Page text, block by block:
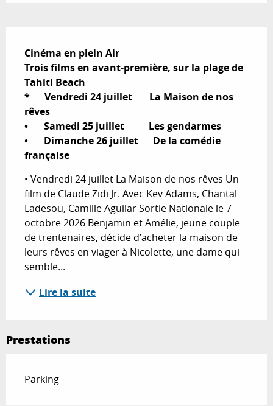
Cinéma en plein Air
Trois films en avant-première, sur la plage de
Tahiti Beach
*      Vendredi 24 juillet       La Maison de nos
rêves
•	Samedi 25 juillet          Les gendarmes
•	Dimanche 26 juillet      De la comédie
française
• Vendredi 24 juillet La Maison de nos rêves Un
film de Claude Zidi Jr. Avec Kev Adams, Chantal
Ladesou, Camille Aguilar Sortie Nationale le 7
octobre 2026 Benjamin et Amélie, jeune couple
de trentenaires, décide d’acheter la maison de
leurs rêves en viager à Nicolette, une dame qui
semble...
Lire la suite
Prestations
Parking